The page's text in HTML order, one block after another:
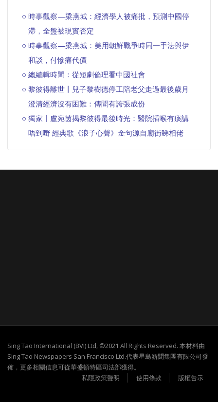
時事觀察—梁燕城：經濟學人被痛批，預測中國停
滯，全盤被現實否定
時事觀察—梁燕城：美用朝鮮戰爭時同一手法與伊
和談，付慘痛代價
總編輯時間：從短劇倫理看中國社會
黎彼得離世丨兒子黎樹德停工陪老父走過最後歲月
澄清經濟沒有困難：傳聞有誇張成份
獨家丨盧宛茵揭黎彼得最後時光：醫院插喉有痰講
唔到嘢 經典歌《浪子心聲》金句源自廟街睇相佬
Sing Tao International (BVI) Ltd, ©2021 All Rights Reserved. 本材料由
Sing Tao Newspapers San Francisco Ltd.代表星島新聞集團有限公司發
佈，更多相關信息可從華盛頓特區司法部獲得。
私隱政策聲明
使用條款 版權告示